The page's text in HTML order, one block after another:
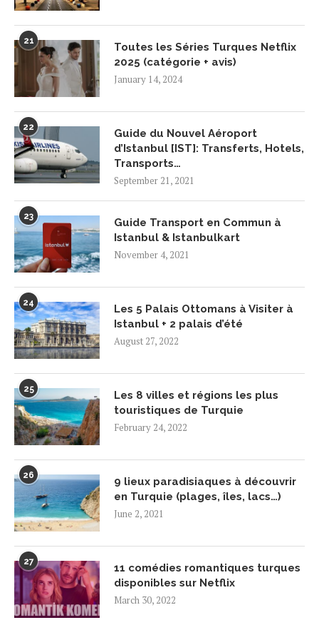
21
Toutes les Séries Turques Netflix
2025 (catégorie + avis)
January 14, 2024
22
Guide du Nouvel Aéroport
d’Istanbul [IST]: Transferts, Hotels,
Transports…
September 21, 2021
23
Guide Transport en Commun à
Istanbul & Istanbulkart
November 4, 2021
24
Les 5 Palais Ottomans à Visiter à
Istanbul + 2 palais d’été
August 27, 2022
25
Les 8 villes et régions les plus
touristiques de Turquie
February 24, 2022
26
9 lieux paradisiaques à découvrir
en Turquie (plages, îles, lacs…)
June 2, 2021
27
11 comédies romantiques turques
disponibles sur Netflix
March 30, 2022